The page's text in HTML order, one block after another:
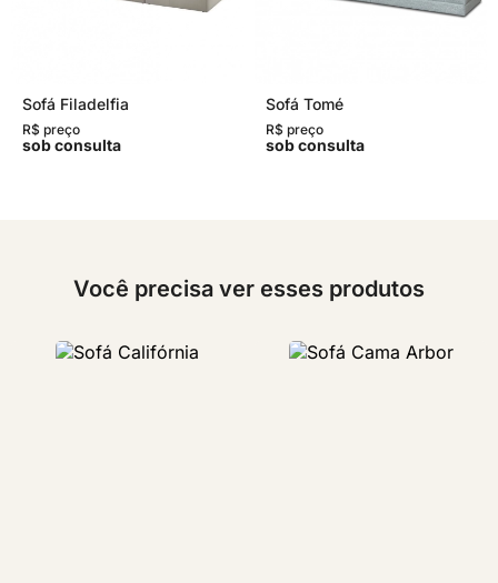
Sofá Filadelfia
R$ preço
sob consulta
Sofá Tomé
R$ preço
sob consulta
Você precisa ver esses produtos